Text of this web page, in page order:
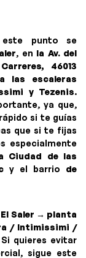
punto se
, en la Av. del
46013
las escaleras
y Tezenis.
ya que,
si te guías
que si te fijas
especialmente
Ciudad de las
y el barrio de
El Saler → planta
/ Intimissimi /
quieres evitar
sigue este